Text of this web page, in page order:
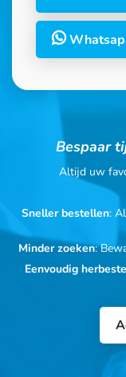
Bespaar
Altijd uw
Sneller bestellen:
Minder zoeken:
Eenvoudig